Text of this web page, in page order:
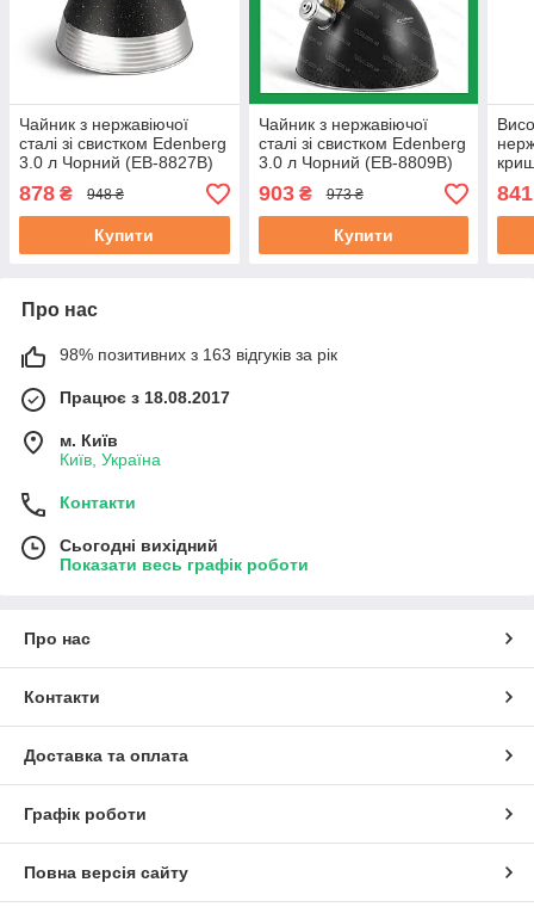
Чайник з нержавіючої
сталі зі свистком Edenberg
3.0 л Чорний (EB-8827B)
878 ₴ 948 ₴
Купити
Чайник з нержавіючої
сталі зі свистком Edenberg
3.0 л Чорний (EB-8809B)
903₴ 973 ₴
Купити
841
Про нас
98% позитивних з 163 відгуків за рік
Працює з 18.08.2017
м. Київ
Київ, Україна
Контакти
Сьогодні вихідний
Показати весь графік роботи
Про нас
Контакти
Доставка та оплата
Графік роботи
Повна версія сайту